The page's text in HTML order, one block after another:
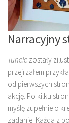
Narracyjny
Tunele zostały
przejrzałem
od pierwszych
akcję. Po kilku
myślę zupełnie o
zadanie. Każda z